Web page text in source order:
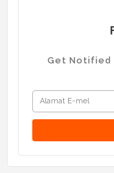
Get Notified